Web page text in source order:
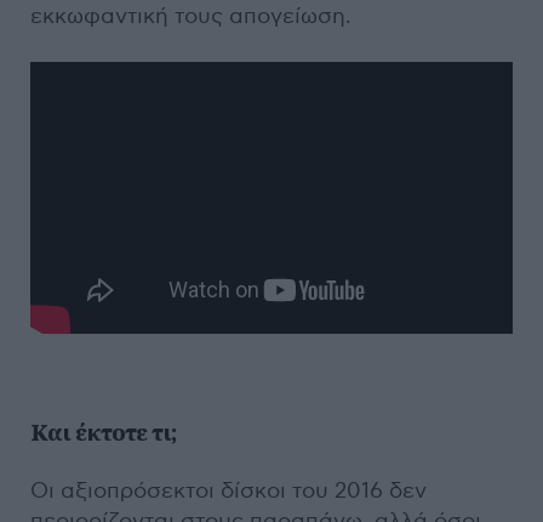
εκκωφαντική τους απογείωση.
Και έκτοτε τι;
Οι αξιοπρόσεκτοι δίσκοι του 2016 δεν